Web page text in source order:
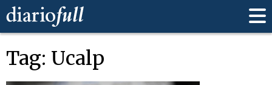
Tag: Ucalp